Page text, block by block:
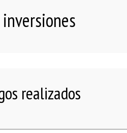
inversiones
realizados